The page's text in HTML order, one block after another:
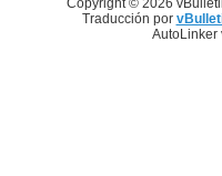
Traducción por
AutoLinker